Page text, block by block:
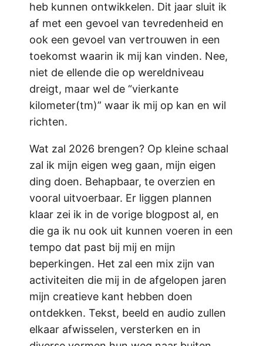
heb kunnen ontwikkelen. Dit jaar sluit ik
af met een gevoel van tevredenheid en
ook een gevoel van vertrouwen in een
toekomst waarin ik mij kan vinden. Nee,
niet de ellende die op wereldniveau
dreigt, maar wel de “vierkante
kilometer(tm)” waar ik mij op kan en wil
richten.
Wat zal 2026 brengen? Op kleine schaal
zal ik mijn eigen weg gaan, mijn eigen
ding doen. Behapbaar, te overzien en
vooral uitvoerbaar. Er liggen plannen
klaar zei ik in de vorige blogpost al, en
die ga ik nu ook uit kunnen voeren in een
tempo dat past bij mij en mijn
beperkingen. Het zal een mix zijn van
activiteiten die mij in de afgelopen jaren
mijn creatieve kant hebben doen
ontdekken. Tekst, beeld en audio zullen
elkaar afwisselen, versterken en in